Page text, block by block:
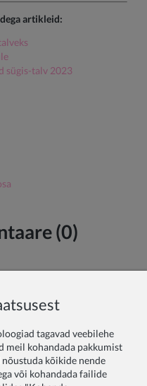
artikleid:
sügis-talv 2023
(0)
tagavad veebilehe
meil kohandada pakkumist
kõikide nende
või kohandada failide